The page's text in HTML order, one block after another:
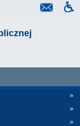
»
»
»